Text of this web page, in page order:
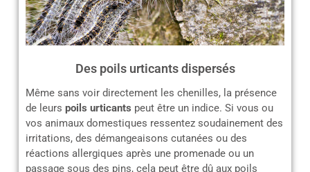
Des poils urticants dispersés
Même sans voir directement les chenilles, la présence
de leurs poils urticants peut être un indice. Si vous ou
vos animaux domestiques ressentez soudainement des
irritations, des démangeaisons cutanées ou des
réactions allergiques après une promenade ou un
passage sous des pins, cela peut être dû aux poils